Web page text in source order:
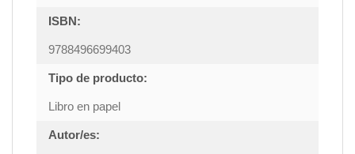
ISBN:
9788496699403
Tipo de producto:
Libro en papel
Autor/es: